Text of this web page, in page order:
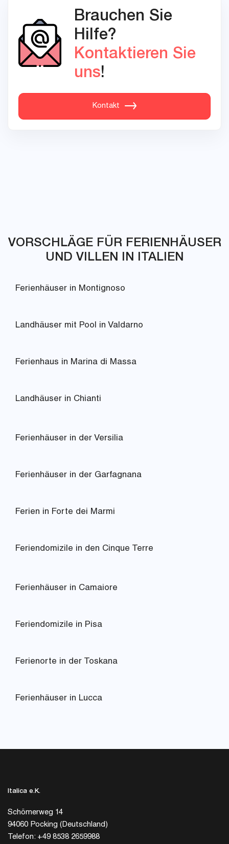
Brauchen Sie
Hilfe?
Kontaktieren Sie
uns!
Kontakt
VORSCHLÄGE FÜR FERIENHÄUSER
UND VILLEN IN ITALIEN
Ferienhäuser in Montignoso
Landhäuser mit Pool in Valdarno
Ferienhaus in Marina di Massa
Landhäuser in Chianti
Ferienhäuser in der Versilia
Ferienhäuser in der Garfagnana
Ferien in Forte dei Marmi
Feriendomizile in den Cinque Terre
Ferienhäuser in Camaiore
Feriendomizile in Pisa
Ferienorte in der Toskana
Ferienhäuser in Lucca
Italica e.K.
Schömerweg 14
94060 Pocking (Deutschland)
Telefon: +49 8538 2659988